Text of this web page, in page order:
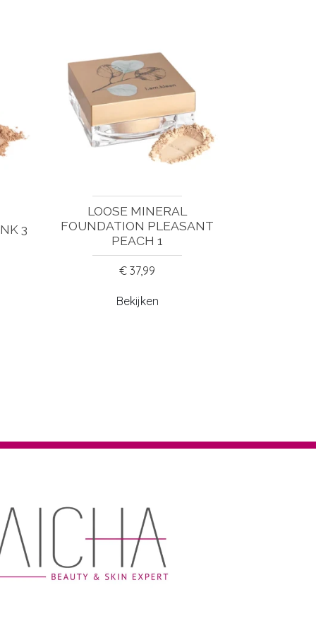
3
LOOSE MINERAL
FOUNDATION PLEASANT
PEACH 1
€ 37,99
Bekijken